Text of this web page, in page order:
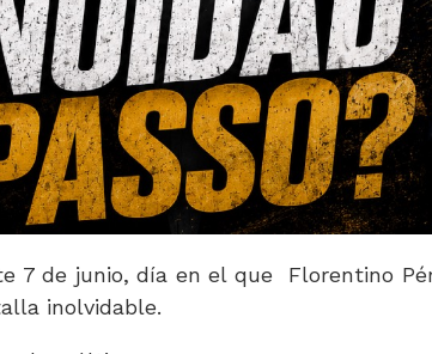
7 de junio, día en el que Florentino
inolvidable.